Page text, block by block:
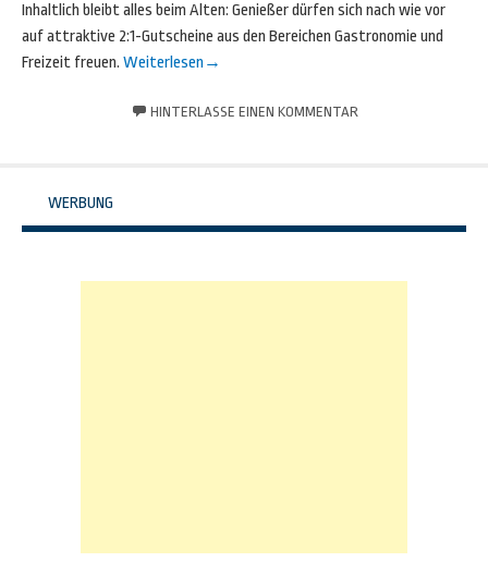
Inhaltlich bleibt alles beim Alten: Genießer dürfen sich nach wie vor
auf attraktive 2:1-Gutscheine aus den Bereichen Gastronomie und
Freizeit freuen. Weiterlesen →
HINTERLASSE EINEN KOMMENTAR
WERBUNG